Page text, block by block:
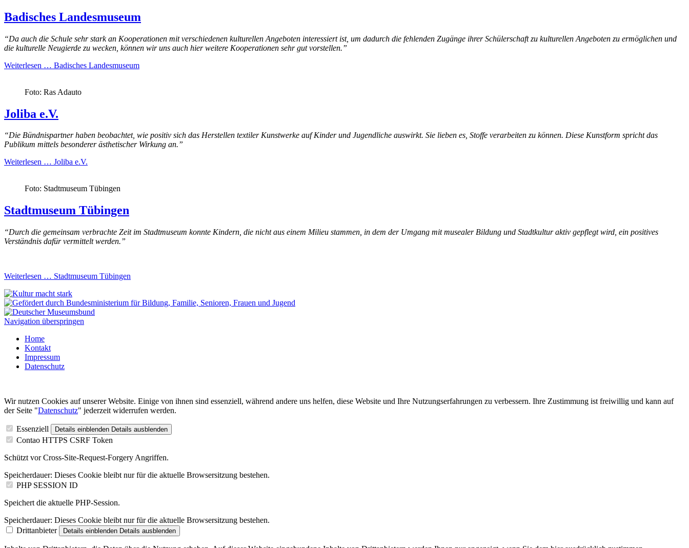
Badisches Landesmuseum
“Da auch die Schule sehr stark an Kooperationen mit verschiedenen kulturellen Angeboten interessiert ist, um dadurch die fehlenden Zugänge ihrer Schülerschaft zu kulturellen Angeboten zu ermöglichen und
die kulturelle Neugierde zu wecken, können wir uns auch hier weitere Kooperationen sehr gut vorstellen.”
Weiterlesen … Badisches Landesmuseum
Foto: Ras Adauto
Joliba e.V.
“Die Bündnispartner haben beobachtet, wie positiv sich das Herstellen textiler Kunstwerke auf Kinder und Jugendliche auswirkt. Sie lieben es, Stoffe verarbeiten zu können. Diese Kunstform spricht das
Publikum mittels besonderer ästhetischer Wirkung an.”
Weiterlesen … Joliba e.V.
Foto: Stadtmuseum Tübingen
Stadtmuseum Tübingen
“Durch die gemeinsam verbrachte Zeit im Stadtmuseum konnte Kindern, die nicht aus einem Milieu stammen, in dem der Umgang mit musealer Bildung und Stadtkultur aktiv gepflegt wird, ein positives
Verständnis dafür vermittelt werden.”
Weiterlesen … Stadtmuseum Tübingen
Navigation überspringen
Home
Kontakt
Impressum
Datenschutz
Wir nutzen Cookies auf unserer Website. Einige von ihnen sind essenziell, während andere uns helfen, diese Website und Ihre Nutzungserfahrungen zu verbessern. Ihre Zustimmung ist freiwillig und kann auf
der Seite "Datenschutz" jederzeit widerrufen werden.
Essenziell Details einblenden Details ausblenden
Contao HTTPS CSRF Token
Schützt vor Cross-Site-Request-Forgery Angriffen.
Speicherdauer: Dieses Cookie bleibt nur für die aktuelle Browsersitzung bestehen.
PHP SESSION ID
Speichert die aktuelle PHP-Session.
Speicherdauer: Dieses Cookie bleibt nur für die aktuelle Browsersitzung bestehen.
Drittanbieter
Details einblenden Details ausblenden